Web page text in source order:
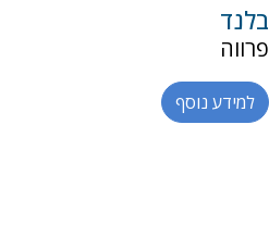
בלנד
פרווה
למידע נוסף